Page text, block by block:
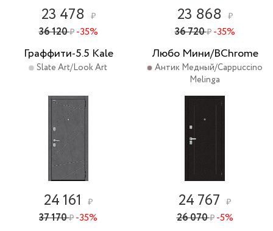
23 478 ₽
36 120₽ -35%
23 868 ₽
36 720₽ -35%
Граффити-5.5 Kale
Slate Art/Look Art
24 161 ₽
37 170₽ -35%
Любо Мини/BChrome
Антик Медный/Cappuccino
Melinga
24 767 ₽
26 070₽ -5%